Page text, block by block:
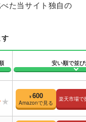
た当サイト独自の
安い順で並
¥ 600
Amazonで見る
楽天市場で